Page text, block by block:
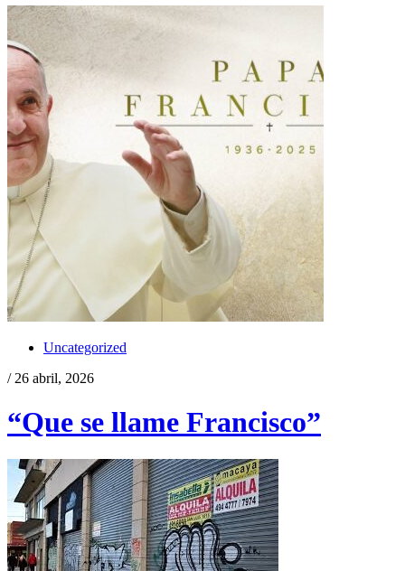
Uncategorized
/ 26 abril, 2026
“Que se llame Francisco”